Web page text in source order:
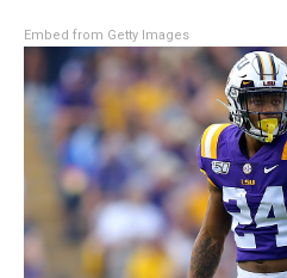
Embed from Getty Images